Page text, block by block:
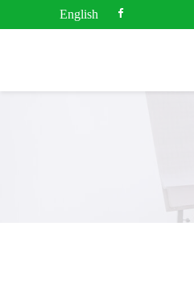
English